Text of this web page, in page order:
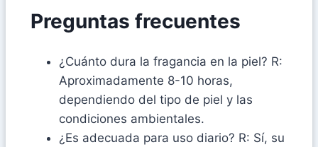
Preguntas frecuentes
¿Cuánto dura la fragancia en la piel? R:
Aproximadamente 8-10 horas,
dependiendo del tipo de piel y las
condiciones ambientales.
¿Es adecuada para uso diario? R: Sí, su